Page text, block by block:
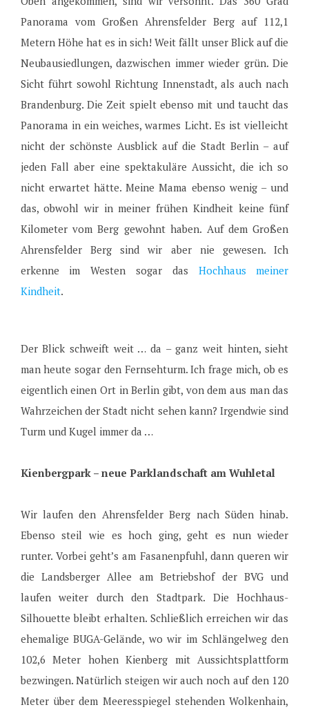
Panorama vom Großen Ahrensfelder Berg auf 112,1
Metern Höhe hat es in sich! Weit fällt unser Blick auf die
Neubausiedlungen, dazwischen immer wieder grün. Die
Sicht führt sowohl Richtung Innenstadt, als auch nach
Brandenburg. Die Zeit spielt ebenso mit und taucht das
Panorama in ein weiches, warmes Licht. Es ist vielleicht
nicht der schönste Ausblick auf die Stadt Berlin – auf
jeden Fall aber eine spektakuläre Aussicht, die ich so
nicht erwartet hätte. Meine Mama ebenso wenig – und
das, obwohl wir in meiner frühen Kindheit keine fünf
Kilometer vom Berg gewohnt haben. Auf dem Großen
Ahrensfelder Berg sind wir aber nie gewesen. Ich
erkenne im Westen sogar das Hochhaus meiner
Kindheit.
Der Blick schweift weit … da – ganz weit hinten, sieht
man heute sogar den Fernsehturm. Ich frage mich, ob es
eigentlich einen Ort in Berlin gibt, von dem aus man das
Wahrzeichen der Stadt nicht sehen kann? Irgendwie sind
Turm und Kugel immer da …
Kienbergpark – neue Parklandschaft am Wuhletal
Wir laufen den Ahrensfelder Berg nach Süden hinab.
Ebenso steil wie es hoch ging, geht es nun wieder
runter. Vorbei geht’s am Fasanenpfuhl, dann queren wir
die Landsberger Allee am Betriebshof der BVG und
laufen weiter durch den Stadtpark. Die Hochhaus-
Silhouette bleibt erhalten. Schließlich erreichen wir das
ehemalige BUGA-Gelände, wo wir im Schlängelweg den
102,6 Meter hohen Kienberg mit Aussichtsplattform
bezwingen. Natürlich steigen wir auch noch auf den 120
Meter über dem Meeresspiegel stehenden Wolkenhain,